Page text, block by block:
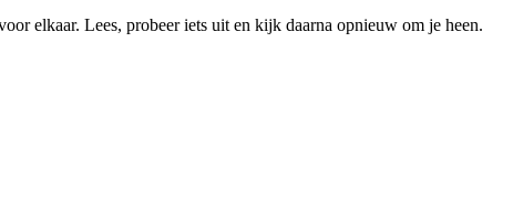
elkaar. Lees, probeer iets uit en kijk daarna opnieuw om je heen.